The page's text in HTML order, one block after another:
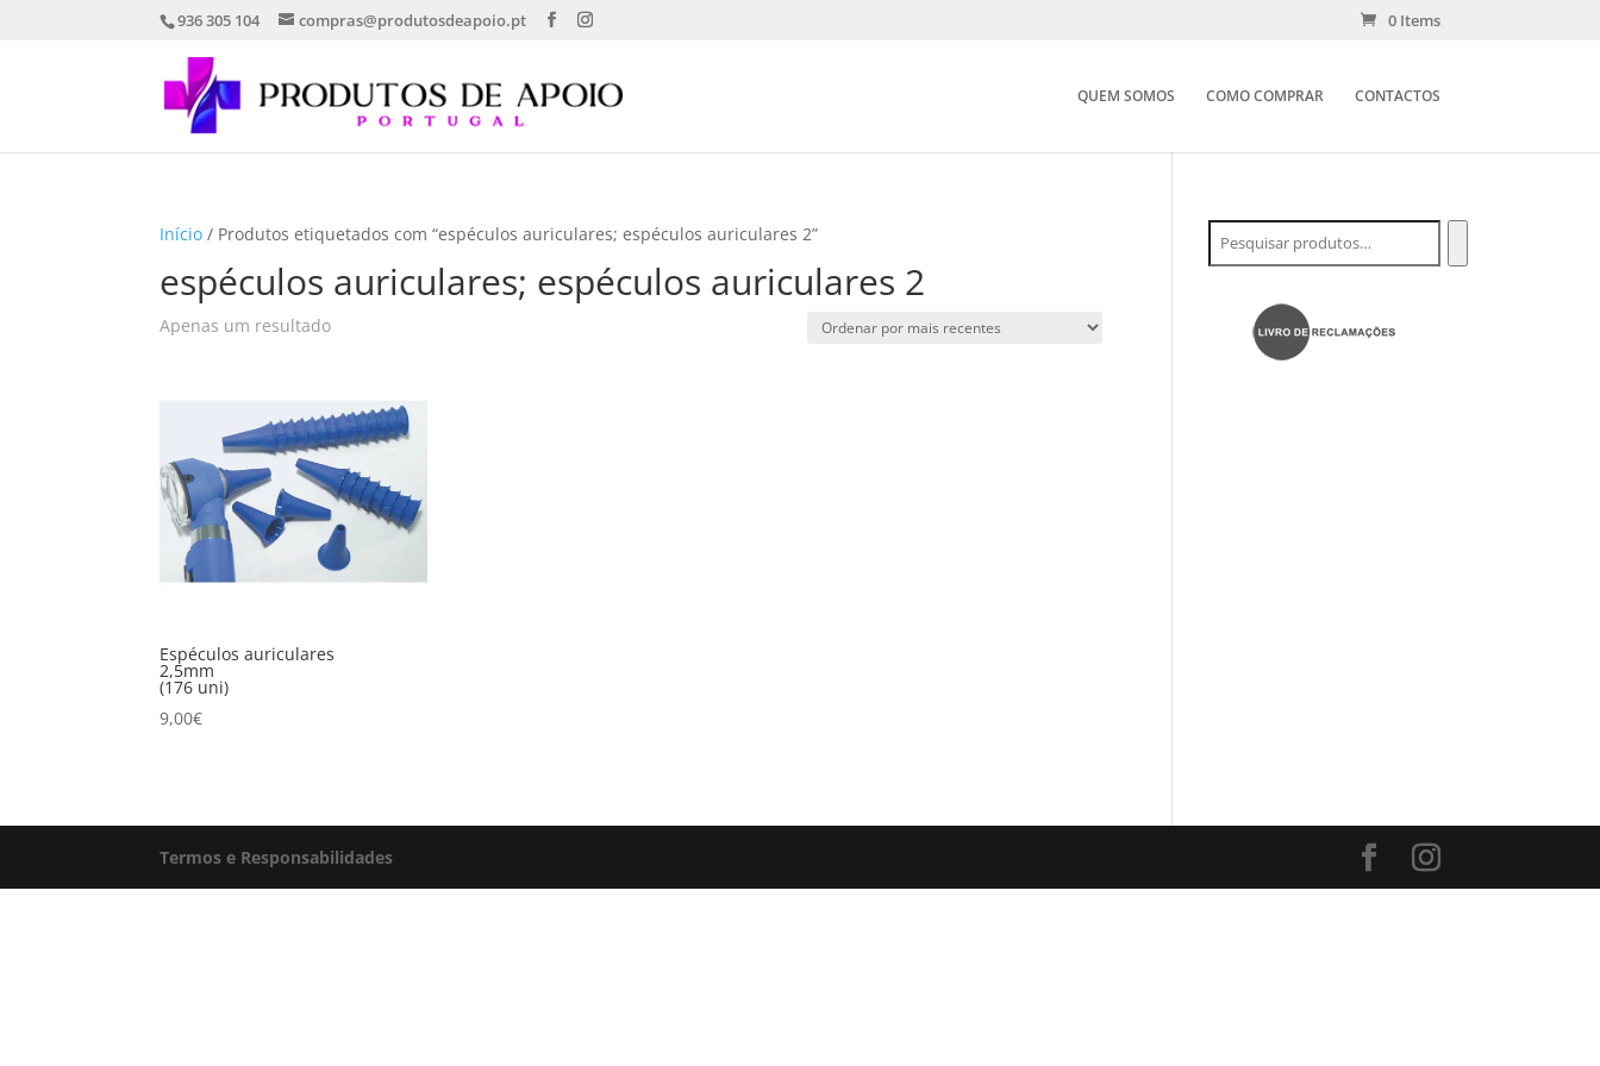
936 305 104 compras@produtosdeapoio.pt 0 Items
QUEM SOMOS COMO COMPRAR CONTACTOS
Início / Produtos etiquetados com “espéculos auriculares; espéculos auriculares 2”
espéculos auriculares; espéculos auriculares 2
Apenas um resultado
Espéculos auriculares
2,5mm
(176 uni)
9,00€
Termos e Responsabilidades